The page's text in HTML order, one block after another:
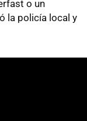
o un
la policía local y